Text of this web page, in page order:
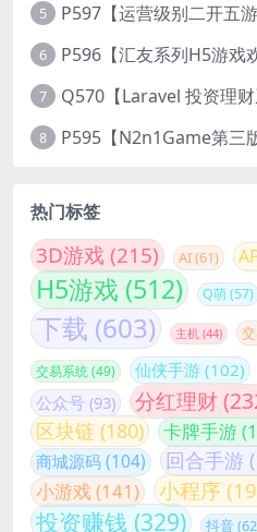
5
6
7
8
热门标签
3D游戏 (215) AI(61)
H5游戏 (512) Q萌(57)
下载 (603) 主机 (44)
交易系统 (49) 仙侠手游 (102)
公众号 (93) 分红理财
区块链 (180) 卡牌手游
商城源码(104) 回合手游
小游戏 (141) 小程序
投资赚钱 (329) 抖音